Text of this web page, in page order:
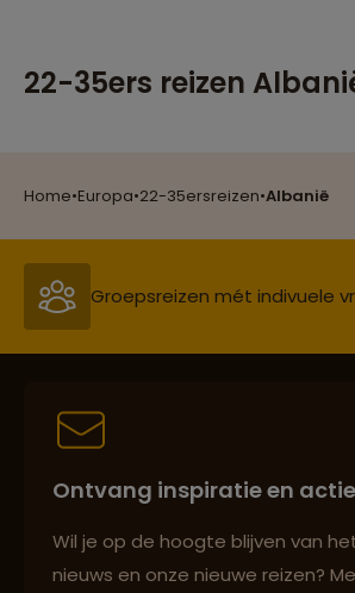
Home•Europa•22-35ersreizen•Albanië
22-35ers reizen
Groepsreizen mét indivuele
Persoonlijk en deskundig
Ontvang inspiratie en
Wil je op de hoogte blijven van
nieuws en onze nieuwe reizen?